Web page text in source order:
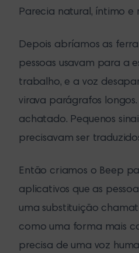
Parecia natural, íntimo e
Depois abríamos as
pessoas usavam para a
trabalho, e a voz
virava parágrafos
achatado. Pequenos
precisavam ser
Então criamos o Beep
aplicativos que as
uma substituição
como uma forma mais
precisa de uma voz